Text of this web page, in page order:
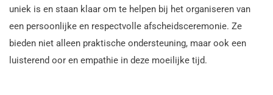
uniek is en staan klaar om te helpen bij het organiseren van
een persoonlijke en respectvolle afscheidsceremonie. Ze
bieden niet alleen praktische ondersteuning, maar ook een
luisterend oor en empathie in deze moeilijke tijd.